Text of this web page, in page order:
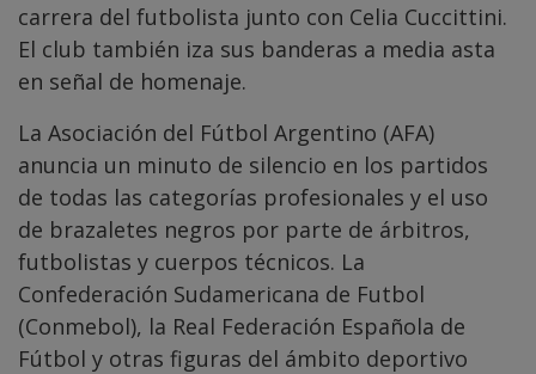
carrera del futbolista junto con Celia Cuccittini.
El club también iza sus banderas a media asta
en señal de homenaje.
La Asociación del Fútbol Argentino (AFA)
anuncia un minuto de silencio en los partidos
de todas las categorías profesionales y el uso
de brazaletes negros por parte de árbitros,
futbolistas y cuerpos técnicos. La
Confederación Sudamericana de Futbol
(Conmebol), la Real Federación Española de
Fútbol y otras figuras del ámbito deportivo